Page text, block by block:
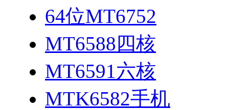
64位MT6752
MT6588四核
MT6591六核
MTK6582手机